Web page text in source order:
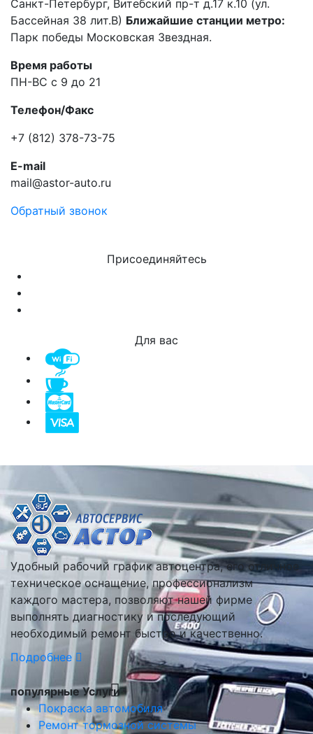
Санкт-Петербург, Витебский пр-т д.17 к.10 (ул.
Бассейная 38 лит.В) Ближайшие станции метро:
Парк победы Московская Звездная.
Время работы
ПН-ВС с 9 до 21
Телефон/Факс
+7 (812) 378-73-75
E-mail
mail@astor-auto.ru
Обратный звонок
Присоединяйтесь
Для вас
Удобный рабочий график автоцентра, его отличное
техническое оснащение, профессионализм
каждого мастера, позволяют нашей фирме
выполнять диагностику и последующий
необходимый ремонт быстро и качественно.
Подробнее
популярные Услуги
Покраска автомобиля
Ремонт тормозной системы